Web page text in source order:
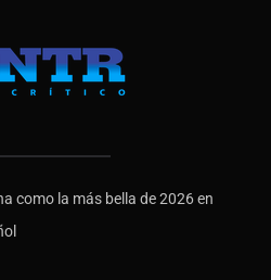
como la más bella de 2026 en